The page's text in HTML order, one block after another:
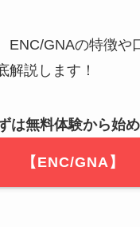
ENC/GNAの特徴や
解説します！
は無料体験から始
【ENC/GNA】